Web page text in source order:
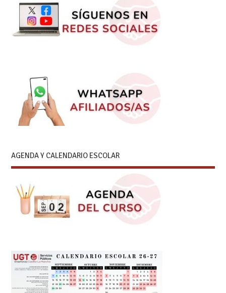
AGENDA Y CALENDARIO ESCOLAR